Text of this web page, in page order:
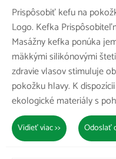
Prispôsobiť kefu na
Logo. Kefka
Masážny kefka ponúka
mäkkými silikónovými
zdravie vlasov stimuluje
pokožku hlavy. K
ekologické materiály s
Vidieť viac >> Odoslať